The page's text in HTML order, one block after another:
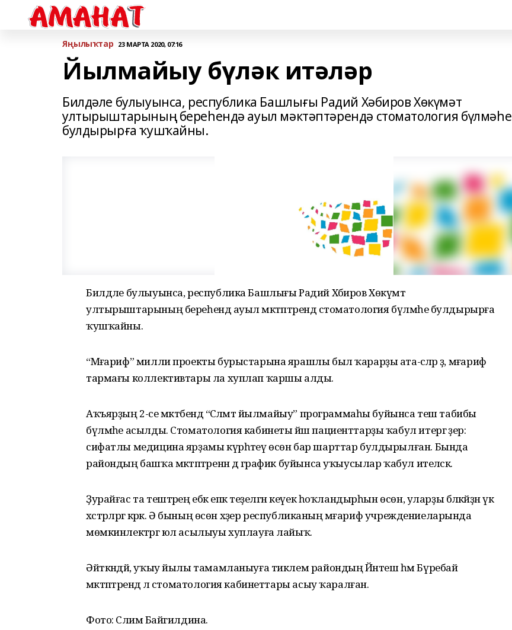
Яңылыҡтар 23 МАРТА 2020, 07:16
Йылмайыу бүләк итәләр
Билдәле булыуынса, республика Башлығы Радий Хәбиров Хөкүмәт
ултырыштарының береһендә ауыл мәктәптәрендә стоматология бүлмәһе
булдырырға ҡушҡайны.
Билдәле булыуынса, республика Башлығы Радий Хәбиров Хөкүмәт
ултырыштарының береһендә ауыл мәктәптәрендә стоматология бүлмәһе булдырырға
ҡушҡайны.
“Мәғариф” милли проекты бурыстарына ярашлы был ҡарарҙы ата-әсәләр ҙә, мәғариф
тармағы коллективтары ла хуплап ҡаршы алды.
Аҡъярҙың 2-се мәктәбендә “Сәләмәт йылмайыу” программаһы буйынса теш табибы
бүлмәһе асылды. Стоматология кабинеты йәш пациенттарҙы ҡабул итергә әҙер:
сифатлы медицина ярҙамы күрһәтеү өсөн бар шарттар булдырылған. Бында
райондың башҡа мәктәптәренән дә график буйынса уҡыусылар ҡабул ителәсәк.
Ҙурайғас та тештәрең ебәк епкә теҙелгән кеүек һоҡландырһын өсөн, уларҙы бәләкәйҙән үк
хәстәрләргә кәрәк. Ә бының өсөн хәҙер республиканың мәғариф учреждениеларында
мөмкинлектәргә юл асылыуы хуплауға лайыҡ.
Әйткәндәй, уҡыу йылы тамамланыуға тиклем райондың Йәнтеш һәм Бүребай
мәктәптәрендә лә стоматология кабинеттары асыу ҡаралған.
Фото: Сәлимә Байгилдина.